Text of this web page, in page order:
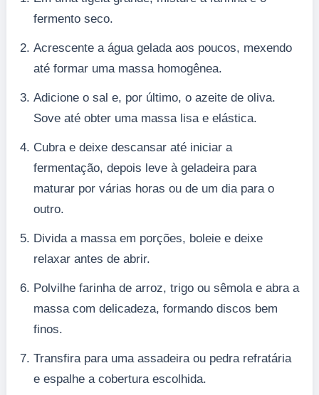
fermento seco.
Acrescente a água gelada aos poucos, mexendo
até formar uma massa homogênea.
Adicione o sal e, por último, o azeite de oliva.
Sove até obter uma massa lisa e elástica.
Cubra e deixe descansar até iniciar a
fermentação, depois leve à geladeira para
maturar por várias horas ou de um dia para o
outro.
Divida a massa em porções, boleie e deixe
relaxar antes de abrir.
Polvilhe farinha de arroz, trigo ou sêmola e abra a
massa com delicadeza, formando discos bem
finos.
Transfira para uma assadeira ou pedra refratária
e espalhe a cobertura escolhida.